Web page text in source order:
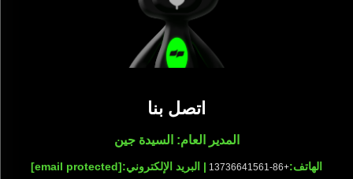
اتصل بنا
المدير العام: السيدة جين
الهاتف:+86-13736641561 | البريد الإلكتروني:[email protected]